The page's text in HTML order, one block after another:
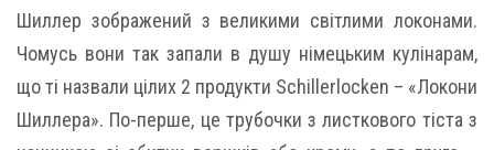
Шиллер зображений з великими світлими локонами.
Чомусь вони так запали в душу німецьким кулінарам,
що ті назвали цілих 2 продукти Schillerlocken – «Локони
Шиллера». По-перше, це трубочки з листкового тіста з